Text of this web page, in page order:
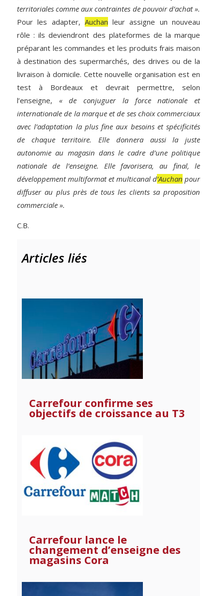
territoriales comme aux contraintes de pouvoir d’achat ».
Pour les adapter, Auchan leur assigne un nouveau
rôle : ils deviendront des plateformes de la marque
préparant les commandes et les produits frais maison
à destination des supermarchés, des drives ou de la
livraison à domicile. Cette nouvelle organisation est en
test à Bordeaux et devrait permettre, selon
l’enseigne, « de conjuguer la force nationale et
internationale de la marque et de ses choix commerciaux
avec l’adaptation la plus fine aux besoins et spécificités
de chaque territoire. Elle donnera aussi la juste
autonomie au magasin dans le cadre d’une politique
nationale de l’enseigne. Elle favorisera, au final, le
développement multiformat et multicanal d’Auchan pour
diffuser au plus près de tous les clients sa proposition
commerciale ».
C.B.
Articles liés
Carrefour confirme ses
objectifs de croissance au T3
Carrefour lance le
changement d’enseigne des
magasins Cora